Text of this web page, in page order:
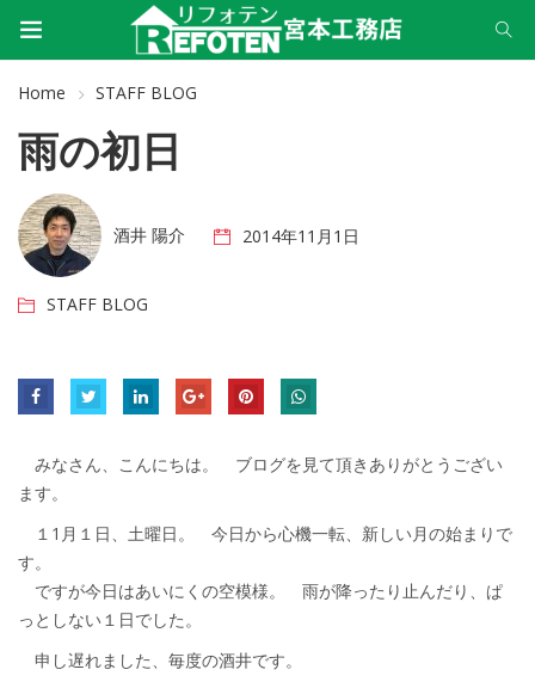
Home STAFF BLOG
雨の初日
酒井 陽介 2014年11月1日
STAFF BLOG
みなさん、こんにちは。 ブログを見て頂きありがとうござい
ます。
１1月１日、土曜日。 今日から心機一転、新しい月の始まりで
す。
ですが今日はあいにくの空模様。 雨が降ったり止んだり、ぱ
っとしない１日でした。
申し遅れました、毎度の酒井です。